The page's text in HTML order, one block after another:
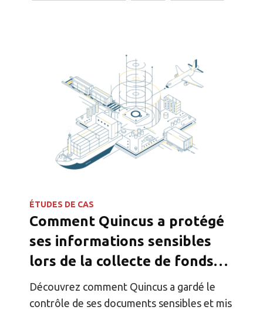
ÉTUDES DE CAS
Comment Quincus a protégé
ses informations sensibles
lors de la collecte de fonds
grâce à Digify
Découvrez comment Quincus a gardé le
contrôle de ses documents sensibles et mis